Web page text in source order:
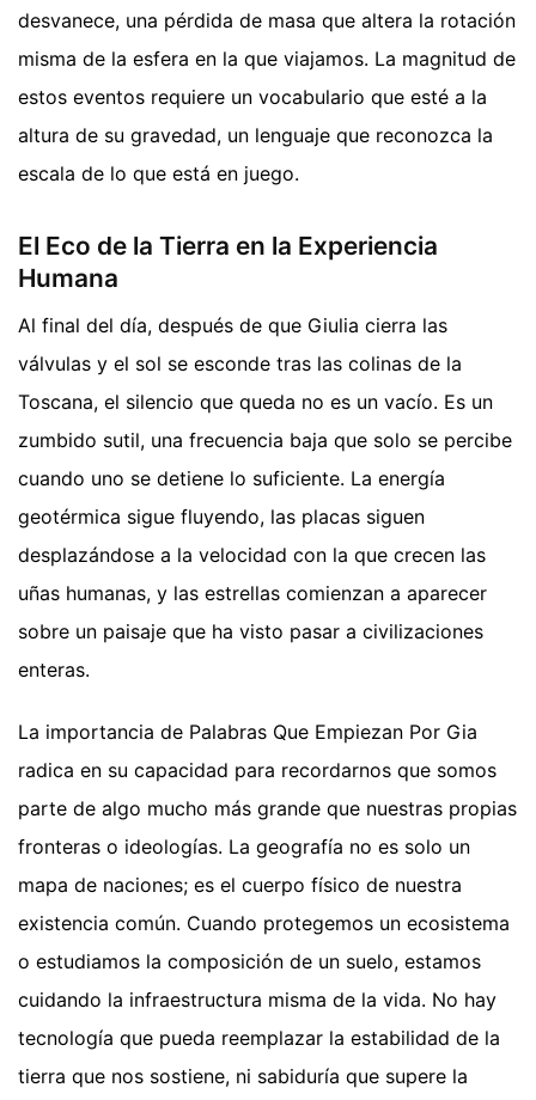
desvanece, una pérdida de masa que altera la rotación
misma de la esfera en la que viajamos. La magnitud de
estos eventos requiere un vocabulario que esté a la
altura de su gravedad, un lenguaje que reconozca la
escala de lo que está en juego.
El Eco de la Tierra en la Experiencia
Humana
Al final del día, después de que Giulia cierra las
válvulas y el sol se esconde tras las colinas de la
Toscana, el silencio que queda no es un vacío. Es un
zumbido sutil, una frecuencia baja que solo se percibe
cuando uno se detiene lo suficiente. La energía
geotérmica sigue fluyendo, las placas siguen
desplazándose a la velocidad con la que crecen las
uñas humanas, y las estrellas comienzan a aparecer
sobre un paisaje que ha visto pasar a civilizaciones
enteras.
La importancia de Palabras Que Empiezan Por Gia
radica en su capacidad para recordarnos que somos
parte de algo mucho más grande que nuestras propias
fronteras o ideologías. La geografía no es solo un
mapa de naciones; es el cuerpo físico de nuestra
existencia común. Cuando protegemos un ecosistema
o estudiamos la composición de un suelo, estamos
cuidando la infraestructura misma de la vida. No hay
tecnología que pueda reemplazar la estabilidad de la
tierra que nos sostiene, ni sabiduría que supere la